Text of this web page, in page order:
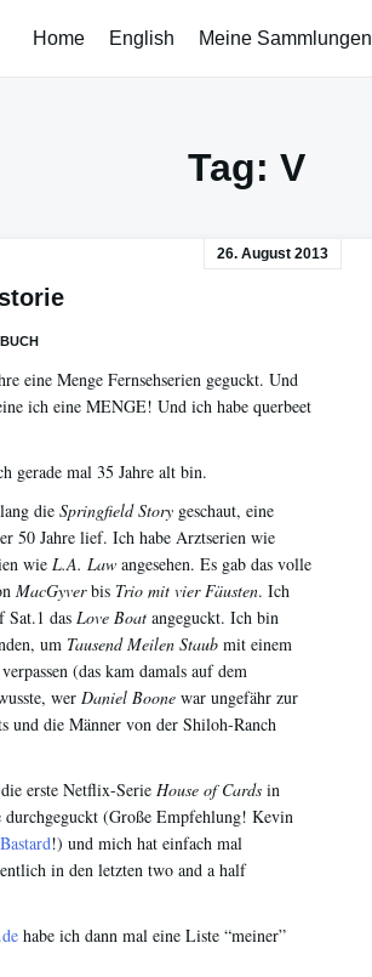
Home English Meine Sammlungen
Tag: V
26. August 2013
eine Menge Fernsehserien geguckt. Und
ich eine MENGE! Und ich habe querbeet
gerade mal 35 Jahre alt bin.
die Springfield Story geschaut, eine
50 Jahre lief. Ich habe Arztserien wie
wie L.A. Law angesehen. Es gab das volle
MacGyverbis Trio mit vier Fäusten. Ich
Sat.1 das Love Boat angeguckt. Ich bin
um Tausend Meilen Staub mit einem
(das kam damals auf dem
wer Daniel Boone war ungefähr zur
und die Männer von der Shiloh-Ranch
erste Netflix-Serie House of Cards in
durchgeguckt (Große Empfehlung! Kevin
!) und mich hat einfach mal
in den letzten two and a half
habe ich dann mal eine Liste “meiner”